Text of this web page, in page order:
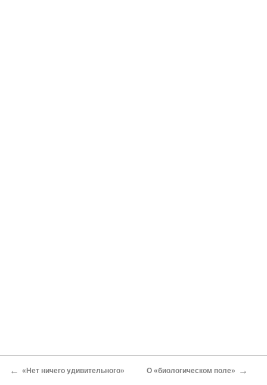
← «Нет ничего удивительного» О «биологическом поле» →